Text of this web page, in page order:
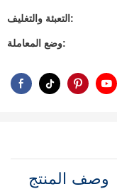
التعبئة والتغليف:
وضع المعاملة:
وصف المنتج